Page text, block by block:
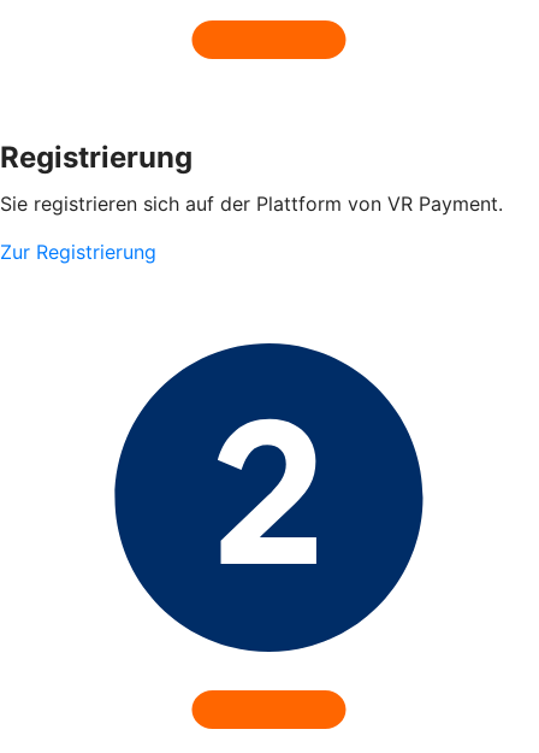
Registrierung
Sie registrieren sich auf der Plattform von VR Payment.
Zur Registrierung